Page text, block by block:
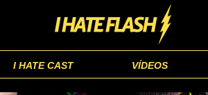
I HATE CAST VÍDEOS